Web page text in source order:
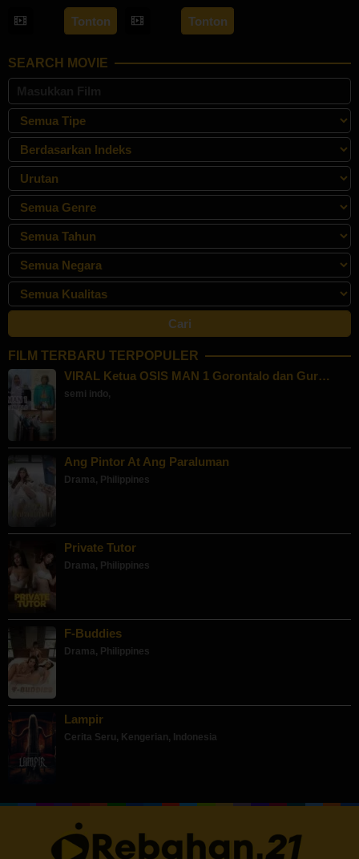
26
Sep
Sabrina
Rochelle
Tonton
30
May
Inarah
Syarafina
Tonton
SEARCH MOVIE
FILM TERBARU TERPOPULER
VIRAL Ketua OSIS MAN 1 Gorontalo dan Gur…
semi indo,
Ang Pintor At Ang Paraluman
Drama, Philippines
Private Tutor
Drama, Philippines
F-Buddies
Drama, Philippines
Lampir
Cerita Seru, Kengerian, Indonesia